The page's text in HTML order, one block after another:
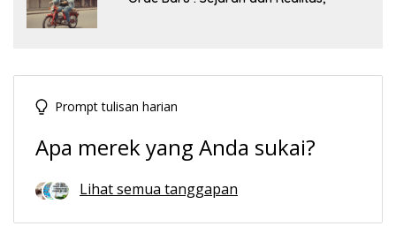
Prompt tulisan harian
Apa merek yang Anda sukai?
Lihat semua tanggapan